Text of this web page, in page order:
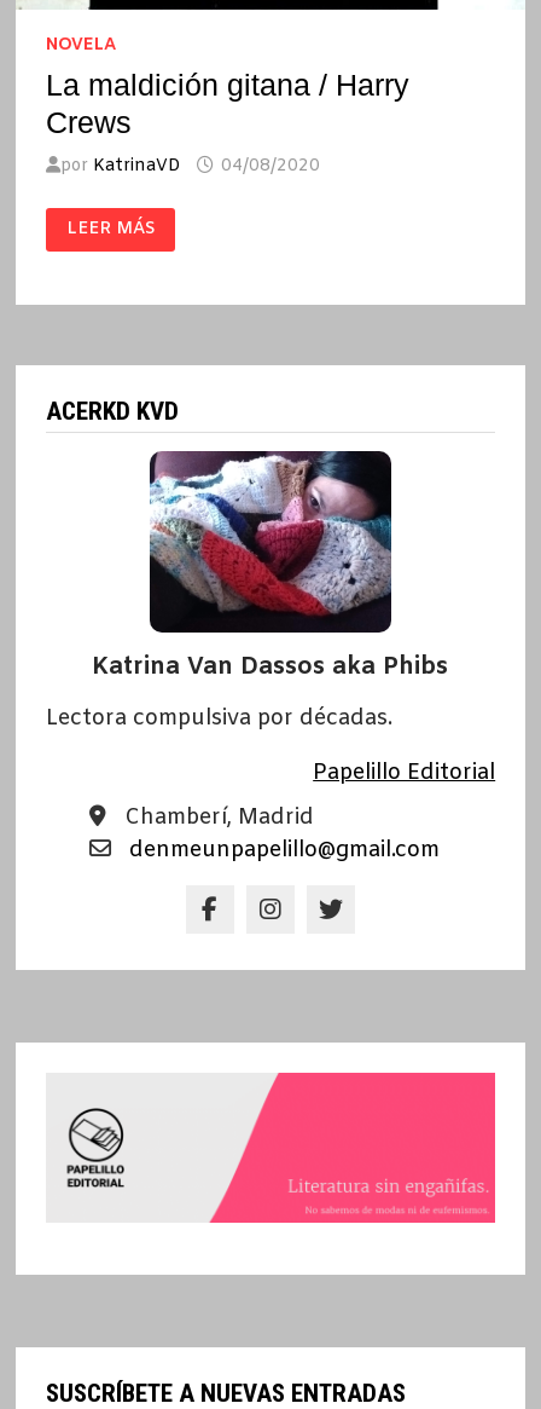
NOVELA
La maldición gitana / Harry
Crews
por KatrinaVD 04/08/2020
LA
MALDICIÓN
GITANA
CREWS
LEER MÁS
ACERKD KVD
Katrina Van Dassos aka Phibs
Lectora compulsiva por décadas.
Papelillo Editorial
Chamberí, Madrid
denmeunpapelillo@gmail.com
SUSCRÍBETE A NUEVAS ENTRADAS